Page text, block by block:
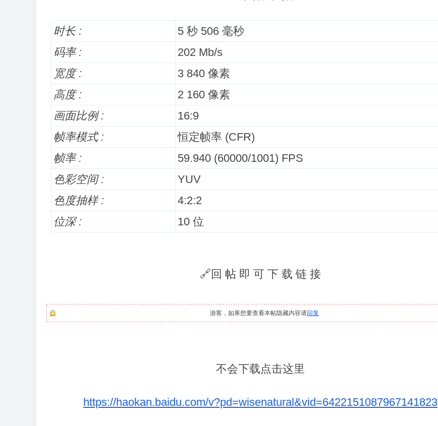
时长 :
5 秒 506 毫秒
码率 :
202 Mb/s
宽度 :
3 840 像素
高度 :
2 160 像素
画面比例 :
16:9
帧率模式 :
恒定帧率 (CFR)
帧率 :
59.940 (60000/1001) FPS
色彩空间 :
YUV
色度抽样 :
4:2:2
位深 :
10 位
🔗回 帖 即 可 下 载 链 接
游客，如果您要查看本帖隐藏内容请回复
不会下载点击这里
https://haokan.baidu.com/v?pd=wisenatural&vid=6422151087967141823